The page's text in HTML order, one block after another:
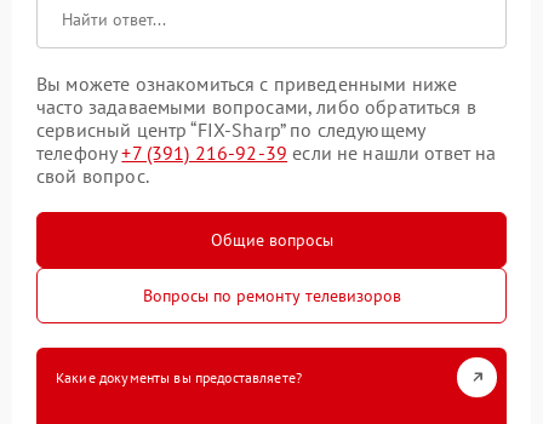
Вы можете ознакомиться с приведенными ниже
часто задаваемыми вопросами, либо обратиться в
сервисный центр “FIX-Sharp” по следующему
телефону+7 (391) 216-92-39 если не нашли ответ на
свой вопрос.
Общие вопросы
Вопросы по ремонту телевизоров
Какие документы вы предоставляете?